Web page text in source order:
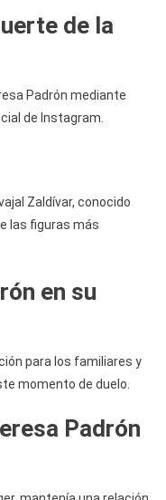
de la
Padrón mediante
de Instagram.
Zaldívar, conocido
las figuras más
en su
para los familiares y
momento de duelo.
Padrón